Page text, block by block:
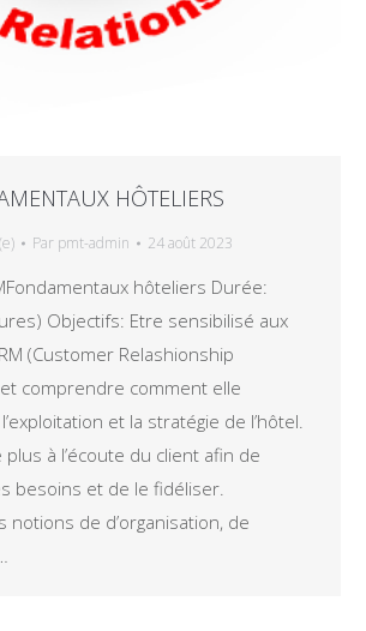
HÔTELIERS
Par pmt-admin 24 août 2023
hôteliers Durée:
Objectifs: Etre sensibilisé aux
(Customer Relashionship
comprendre comment elle
et la stratégie de l’hôtel.
à l’écoute du client afin de
besoins et de le fidéliser.
notions de d’organisation, de